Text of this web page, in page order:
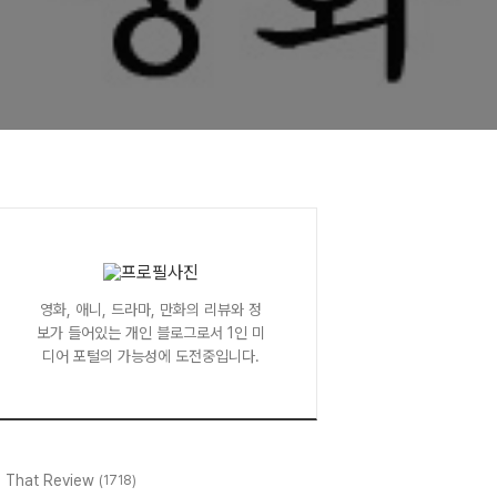
영화, 애니, 드라마, 만화의 리뷰와 정
보가 들어있는 개인 블로그로서 1인 미
디어 포털의 가능성에 도전중입니다.
That Review (1718)